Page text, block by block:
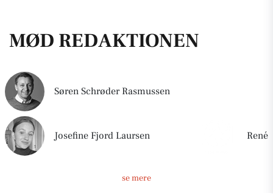
MØD REDAKTIONEN
Søren Schrøder Rasmussen
Josefine Fjord Laursen René
se mere